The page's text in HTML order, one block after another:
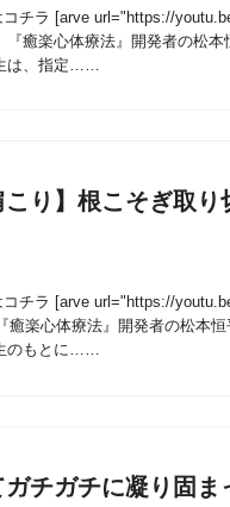
コチラ [arve url="https://
癒楽心体療法』開発者の松本
は、指定……
こり】根こそぎ取り
チラ [arve url="https://
癒楽心体療法』開発者の松本恒
のもとに……
ガチガチに凝り固ま